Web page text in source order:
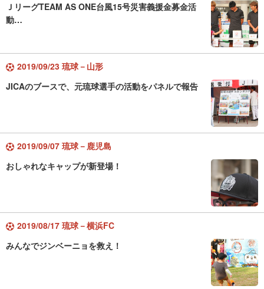
ＪリーグTEAM AS ONE台風15号災害義援金募金活
動…
2019/09/23 琉球－山形
JICAのブースで、元琉球選手の活動をパネルで報告
2019/09/07 琉球－鹿児島
おしゃれなキャップが新登場！
2019/08/17 琉球－横浜FC
みんなでジンベーニョを救え！